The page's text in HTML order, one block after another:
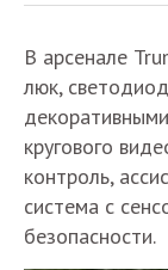
В арсенале
люк,
кругового
контроль,
система с
безопасности.